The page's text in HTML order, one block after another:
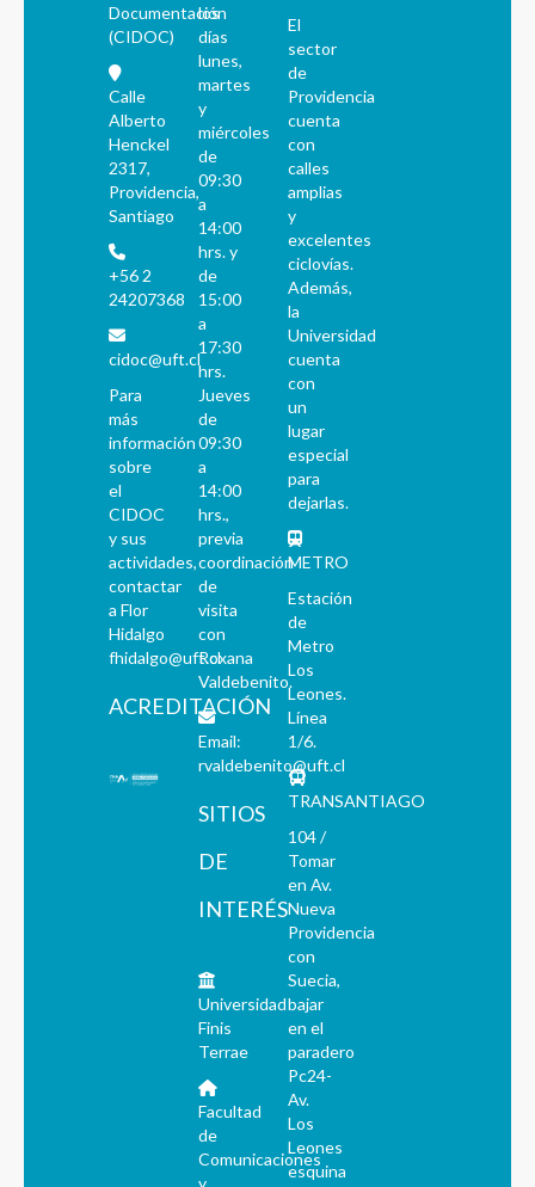
Documentación
(CIDOC)
Calle
Alberto
Henckel
2317,
Providencia,
Santiago
+56 2
24207368
cidoc@uft.cl
Para
más
información
sobre
el
CIDOC
y sus
actividades,
contactar
a Flor
Hidalgo
fhidalgo@uft.cl
ACREDITACIÓN
los
días
lunes,
martes
y
miércoles
de
09:30
a
14:00
hrs. y
de
15:00
a
17:30
hrs.
Jueves
de
09:30
a
14:00
hrs.,
previa
coordinación
de
visita
con
Roxana
Valdebenito.
Email:
rvaldebenito@uft.cl
SITIOS
DE
INTERÉS
Universidad
Finis
Terrae
Facultad
de
Comunicaciones
y
El
sector
de
Providencia
cuenta
con
calles
amplias
y
excelentes
ciclovías.
Además,
la
Universidad
cuenta
con
un
lugar
especial
para
dejarlas.
METRO
Estación
de
Metro
Los
Leones.
Línea
1/6.
TRANSANTIAGO
104 /
Tomar
en Av.
Nueva
Providencia
con
Suecia,
bajar
en el
paradero
Pc24-
Av.
Los
Leones
esquina